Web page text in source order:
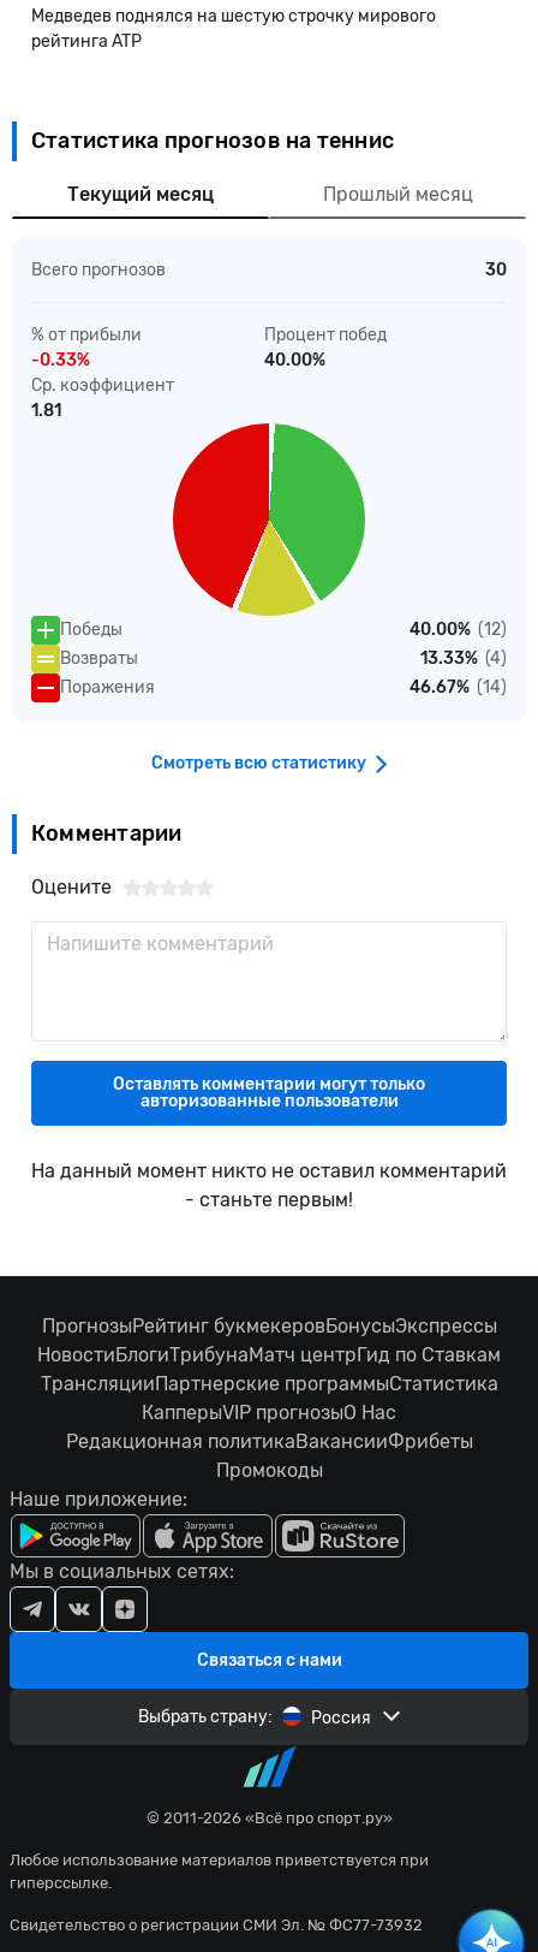
Медведев поднялся на шестую строчку мирового
рейтинга ATP
Статистика прогнозов на теннис
Текущий месяц Прошлый месяц
Всего прогнозов 30
% от прибыли
-0.33%
Процент побед
40.00%
Ср. коэффициент
1.81
Победы 40.00% (12)
Возвраты
13.33% (4)
Поражения
46.67% (14)
Смотреть всю статистику
Комментарии
Оцените
Оставлять комментарии могут только
авторизованные пользователи
На данный момент никто не оставил комментарий
- станьте первым!
© 2011-2026 «Всё про спорт.ру»
Любое использование материалов приветствуется при
гиперссылке.
Свидетельство о регистрации СМИ Эл. № ФС77-73932
ПрогнозыРейтинг букмекеровБонусыЭкспрессы
НовостиБлогиТрибунаМатч центрГид по Ставкам
ТрансляцииПартнерские программыСтатистика
КапперыVIP прогнозыО Нас
Редакционная политикаВакансииФрибеты
Промокоды
Наше приложение:
Связаться с нами
Мы в социальных сетях:
Выбрать страну: Россия